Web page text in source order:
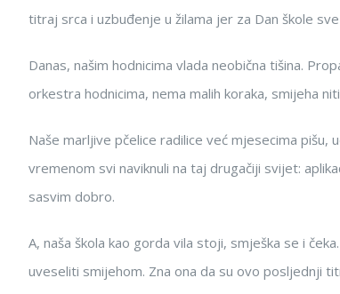
titraj srca i uzbuđenje u žilama jer za Dan škole
Danas, našim hodnicima vlada neobična tišina.
orkestra hodnicima, nema malih koraka, smijeha
Naše marljive pčelice radilice već mjesecima
vremenom svi naviknuli na taj drugačiji svijet:
sasvim dobro.
A, naša škola kao gorda vila stoji, smješka se i
uveseliti smijehom. Zna ona da su ovo posljednji